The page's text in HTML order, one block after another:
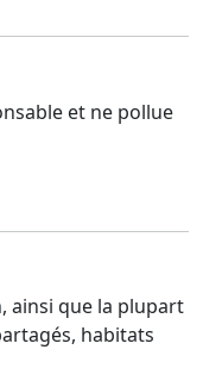
et ne pollue
ainsi que la plupart
habitats